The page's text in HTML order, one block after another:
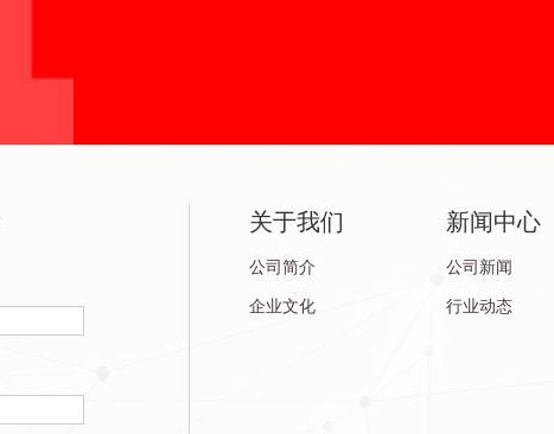
关于我们
公司简介
企业文化
新闻中心
公司新闻
行业动态